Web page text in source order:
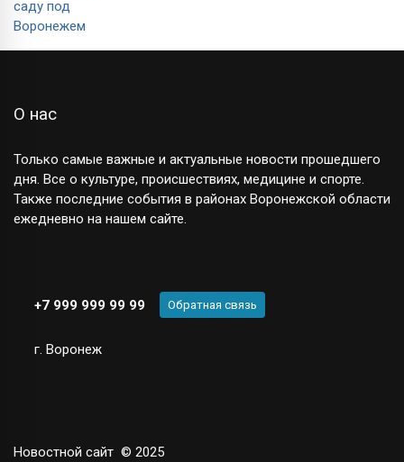
О нас
Только самые важные и актуальные новости прошедшего
дня. Все о культуре, происшествиях, медицине и спорте.
Также последние события в районах Воронежской области
ежедневно на нашем сайте.
+7 999 999 99 99 Обратная связь
г. Воронеж
Новостной сайт © 2025